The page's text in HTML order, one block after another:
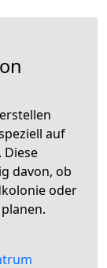
auf
davon, ob
oder